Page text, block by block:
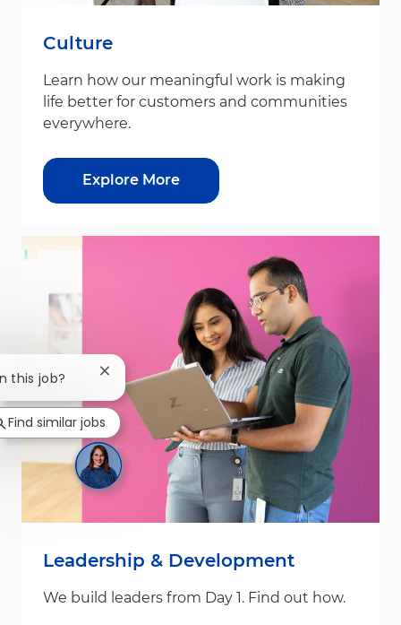
Culture
Learn how our meaningful work is making
life better for customers and communities
everywhere.
Explore More
Leadership & Development
We build leaders from Day 1. Find out how.
this job? Close chatbot notification
Find similar jobs